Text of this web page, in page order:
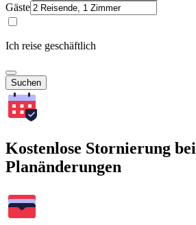
Gäste
Ich reise geschäftlich
Suchen
Kostenlose Stornierung bei
Planänderungen